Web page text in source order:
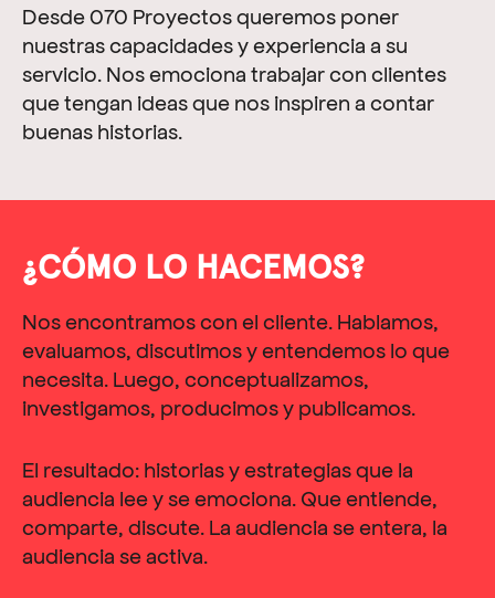
Desde 070 Proyectos queremos poner
nuestras capacidades y experiencia a su
servicio. Nos emociona trabajar con clientes
que tengan ideas que nos inspiren a contar
buenas historias.
¿CÓMO LO HACEMOS?
Nos encontramos con el cliente. Hablamos,
evaluamos, discutimos y entendemos lo que
necesita. Luego, conceptualizamos,
investigamos, producimos y publicamos.
El resultado: historias y estrategias que la
audiencia lee y se emociona. Que entiende,
comparte, discute. La audiencia se entera, la
audiencia se activa.